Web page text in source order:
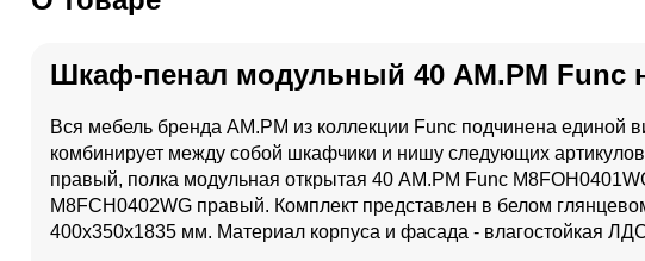
Шкаф-пенал модульный 40 AM.PM Func
Вся мебель бренда AM.PM из коллекции Func подчинена
комбинирует между собой шкафчики и нишу следующих
правый, полка модульная открытая 40 AM.PM Func
M8FCH0402WG правый. Комплект представлен в белом
400x350x1835 мм. Материал корпуса и фасада - влагостойкая